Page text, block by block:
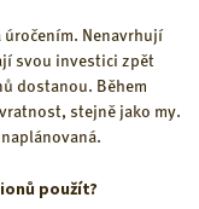
úročením. Nenavrhují
svou investici zpět
dostanou. Během
stejně jako my.
použít?